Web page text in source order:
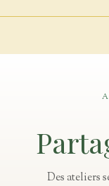
Des ateliers